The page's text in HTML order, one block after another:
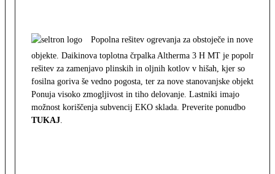
Popolna rešitev ogrevanja za obstoječe in nove
objekte. Daikinova toplotna črpalka Altherma 3 H MT je popolna
rešitev za zamenjavo plinskih in oljnih kotlov v hišah, kjer so
fosilna goriva še vedno pogosta, ter za nove stanovanjske objekte.
Ponuja visoko zmogljivost in tiho delovanje. Lastniki imajo
možnost koriščenja subvencij EKO sklada. Preverite ponudbo
TUKAJ.